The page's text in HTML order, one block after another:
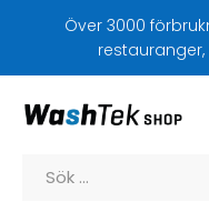
Över 3000
Sök